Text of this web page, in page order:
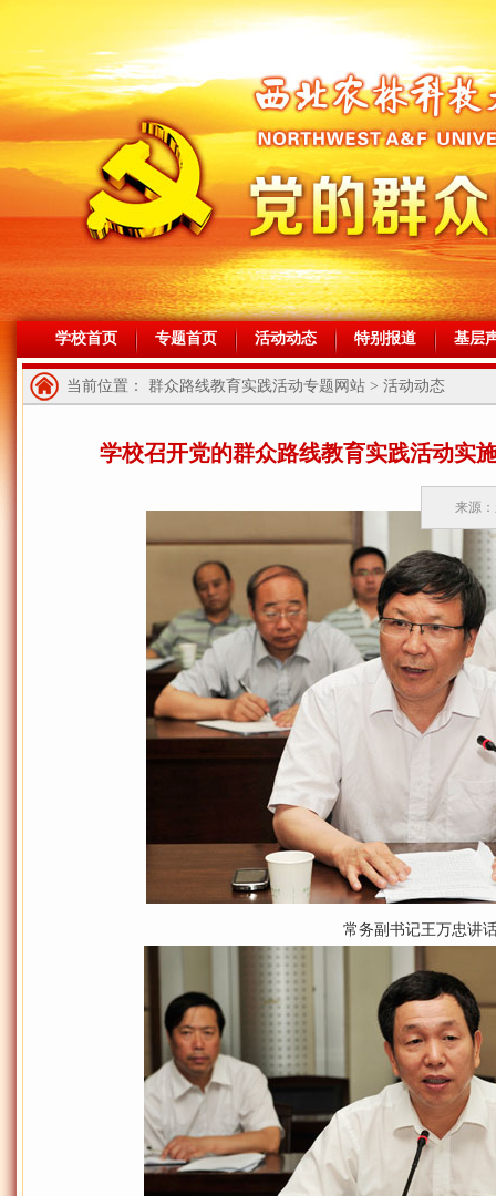
学校首页 专题首页 活动动态 特别报道 基层
当前位置： 群众路线教育实践活动专题网站 > 活动动态
学校召开党的群众路线教育实践活动实
来源
常务副书记王万忠讲